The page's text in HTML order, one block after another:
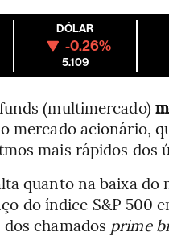
DÓLAR
-0.26%
5.109
(multimercado)
mercado acionário,
mais rápidos dos
quanto na baixa do
do índice S&P 500
chamados prime